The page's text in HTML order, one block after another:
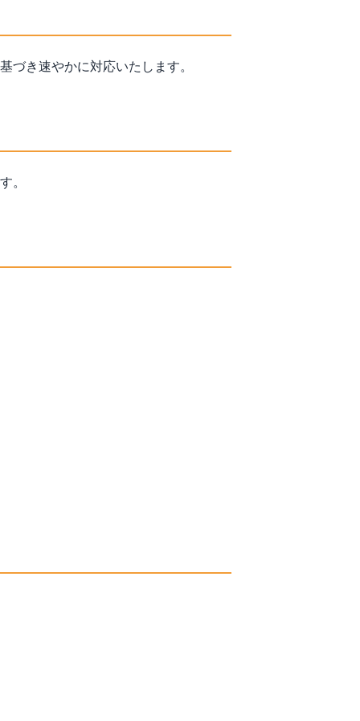
き速やかに対応いたします。
。